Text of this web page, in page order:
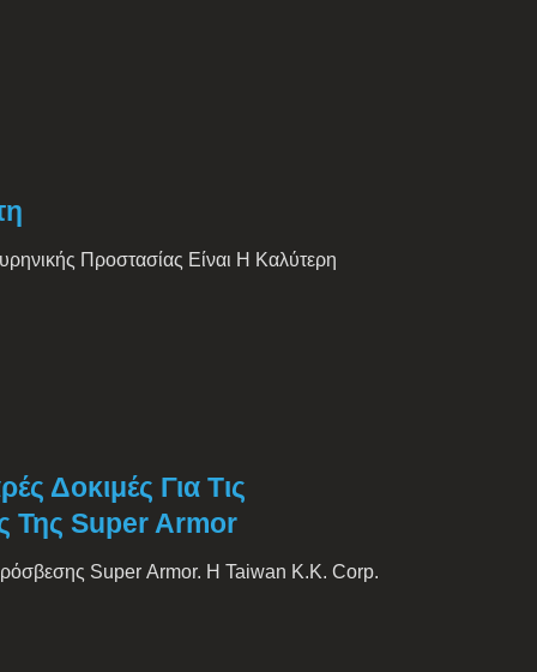
Προστασίας Είναι Η Καλύτερη
Δοκιμές Για Τις
Της Super Armor
Super Armor. Η Taiwan K.K. Corp.